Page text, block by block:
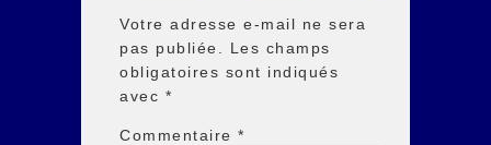
Votre adresse e-mail ne sera
pas publiée.
Les champs
obligatoires sont indiqués
avec *
Commentaire *